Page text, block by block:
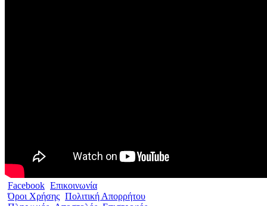
Facebook Επικοινωνία
Όροι Χρήσης Πολιτική Απορρήτου